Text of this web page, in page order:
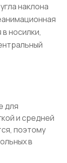
наклона
носилки,
для
и средней
поэтому
в